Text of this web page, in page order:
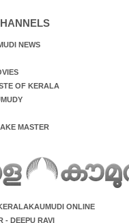
NEWS
OF KERALA
MASTER
ONLINE
- DEEPU RAVI